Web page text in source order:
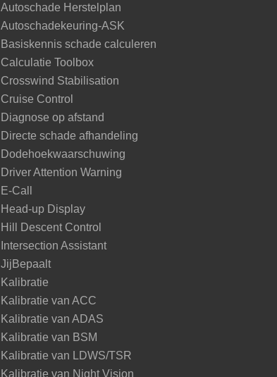
Autoschade Herstelplan
Autoschadekeuring-ASK
Basiskennis schade calculeren
Calculatie Toolbox
Crosswind Stabilisation
Cruise Control
Diagnose op afstand
Directe schade afhandeling
Dodehoekwaarschuwing
Driver Attention Warning
E-Call
Head-up Display
Hill Descent Control
Intersection Assistant
JijBepaalt
Kalibratie
Kalibratie van ACC
Kalibratie van ADAS
Kalibratie van BSM
Kalibratie van LDWS/TSR
Kalibratie van Night Vision